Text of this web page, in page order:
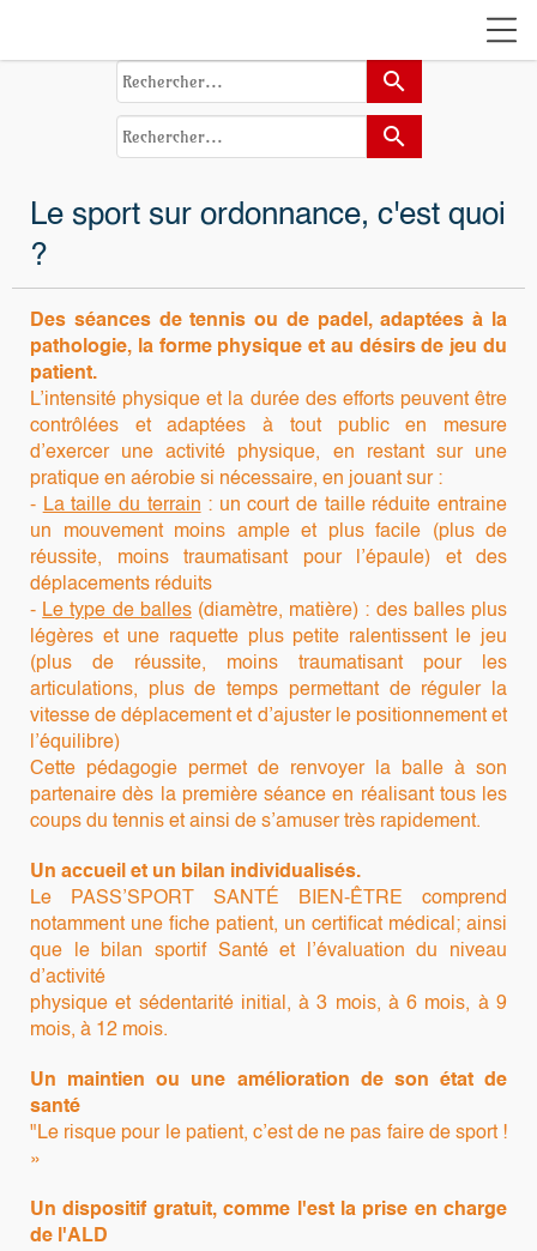
search
search
Le sport sur ordonnance, c'est quoi
?
Des séances de tennis ou de padel, adaptéesà
la
pathologie, la forme physique et au désirs de jeu du
patient.
L’intensité physique et la durée des efforts peuvent être
contrôlées et adaptées à tout public en mesure
d’exercer une activité physique, en restant sur une
pratique en aérobie si nécessaire, en jouant sur :
- La taille du terrain : un court de taille réduite entraine
un mouvement moins ample et plus facile (plus de
réussite, moins traumatisant pour l’épaule) et des
déplacements réduits
- Le type de balles(diamètre, matière) : des balles plus
légères et une raquette plus petite ralentissent le jeu
(plus de réussite, moins traumatisant pour les
articulations, plus de temps permettant de réguler la
vitesse de déplacement et d’ajuster le positionnement et
l’équilibre)
Cette pédagogie permet de renvoyer la balle à son
partenaire dès la première séance en réalisant tous les
coups du tennis et ainsi de s’amuser très rapidement.
Un accueil et un bilan individualisés.
Le PASS’SPORT SANTÉ BIEN-ÊTRE comprend
notamment une fiche patient, un certificat médical; ainsi
que le bilan sportif Santé et l’évaluation du niveau
d’activité
physique et sédentarité initial, à 3 mois, à 6 mois, à 9
mois, à 12 mois.
Un maintien ou une amélioration de son état de
santé
"Le risque pour le patient, c’est de ne pas faire de sport !
»
Un dispositif gratuit, comme l'est la prise en charge
de l'ALD